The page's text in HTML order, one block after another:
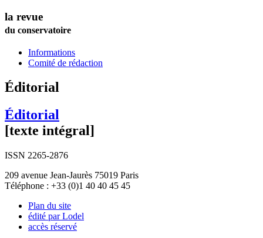
la revue
du conservatoire
Informations
Comité de rédaction
Éditorial
Éditorial
[texte intégral]
ISSN 2265-2876
209 avenue Jean-Jaurès 75019 Paris
Téléphone : +33 (0)1 40 40 45 45
Plan du site
édité par Lodel
accès réservé